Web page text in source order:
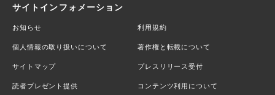
サイトインフォメーション
お知らせ 利用規約
個人情報の取り扱いについて 著作権と転載について
サイトマップ プレスリリース受付
読者プレゼント提供 コンテンツ利用について